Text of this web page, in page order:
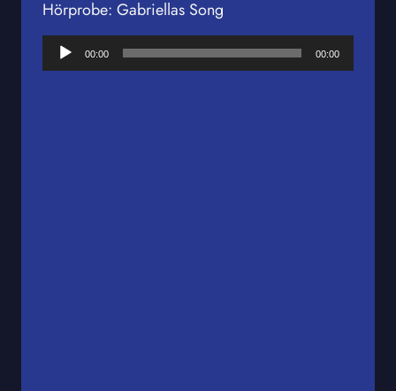
Hörprobe: Gabriellas Song
Audio-
Player
00:00 00:00